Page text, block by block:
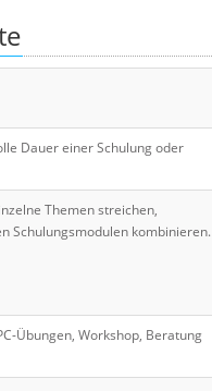
Dauer einer Schulung oder
Themen streichen,
Schulungsmodulen kombinieren.
Übungen, Workshop, Beratung